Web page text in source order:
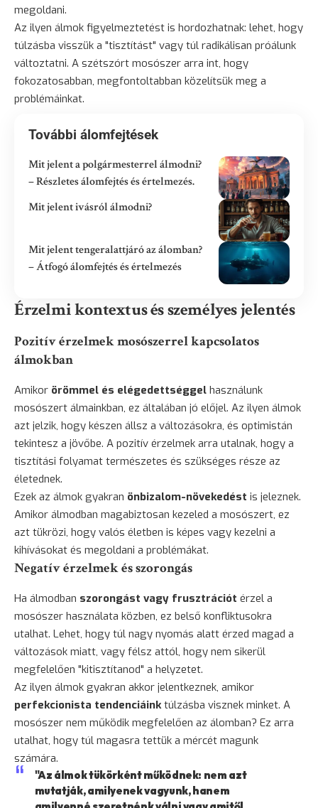
megoldani.
Az ilyen álmok figyelmeztetést is hordozhatnak: lehet, hogy
túlzásba visszük a "tisztítást" vagy túl radikálisan próálunk
változtatni. A szétszórt mosószer arra int, hogy
fokozatosabban, megfontoltabban közelítsük meg a
problémáinkat.
További álomfejtések
Mit jelent a polgármesterrel álmodni?
– Részletes álomfejtés és értelmezés.
Mit jelent ivásról álmodni?
Mit jelent tengeralattjáró az álomban?
– Átfogó álomfejtés és értelmezés
Érzelmi kontextus és személyes jelentés
Pozitív érzelmek mosószerrel kapcsolatos
álmokban
Amikor örömmel és elégedettséggel használunk
mosószert álmainkban, ez általában jó előjel. Az ilyen álmok
azt jelzik, hogy készen állsz a változásokra, és optimistán
tekintesz a jövőbe. A pozitív érzelmek arra utalnak, hogy a
tisztítási folyamat természetes és szükséges része az
életednek.
Ezek az álmok gyakran önbizalom-növekedést is jeleznek.
Amikor álmodban magabiztosan kezeled a mosószert, ez
azt tükrözi, hogy valós életben is képes vagy kezelni a
kihívásokat és megoldani a problémákat.
Negatív érzelmek és szorongás
Ha álmodban szorongást vagy frusztrációt érzel a
mosószer használata közben, ez belső konfliktusokra
utalhat. Lehet, hogy túl nagy nyomás alatt érzed magad a
változások miatt, vagy félsz attól, hogy nem sikerül
megfelelően "kitisztítanod" a helyzetet.
Az ilyen álmok gyakran akkor jelentkeznek, amikor
perfekcionista tendenciáinktúlzásba visznek minket. A
mosószer nem működik megfelelően az álomban? Ez arra
utalhat, hogy túl magasra tettük a mércét magunk
számára.
"Az álmok tükörként működnek: nem azt
mutatják, amilyenek vagyunk, hanem